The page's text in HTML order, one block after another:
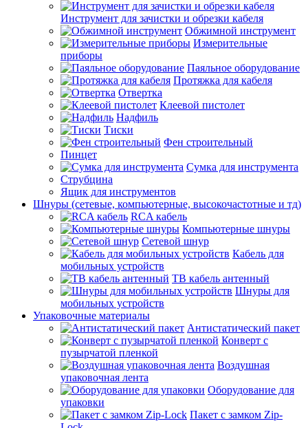
Инструмент для зачистки и обрезки кабеля
Обжимной инструмент
Измерительные
приборы
Паяльное оборудование
Протяжка для кабеля
Отвертка
Клеевой пистолет
Надфиль
Тиски
Фен строительный
Пинцет
Сумка для инструмента
Струбцина
Ящик для инструментов
Шнуры (сетевые, компьютерные, высокочастотные и тд)
RCA кабель
Компьютерные шнуры
Сетевой шнур
Кабель для
мобильных устройств
ТВ кабель антенный
Шнуры для
мобильных устройств
Упаковочные материалы
Антистатический пакет
Конверт с
пузырчатой пленкой
Воздушная
упаковочная лента
Оборудование для
упаковки
Пакет с замком Zip-